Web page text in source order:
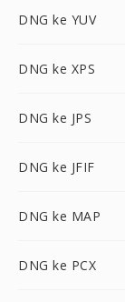
DNG ke YUV
DNG ke XPS
DNG ke JPS
DNG ke JFIF
DNG ke MAP
DNG ke PCX